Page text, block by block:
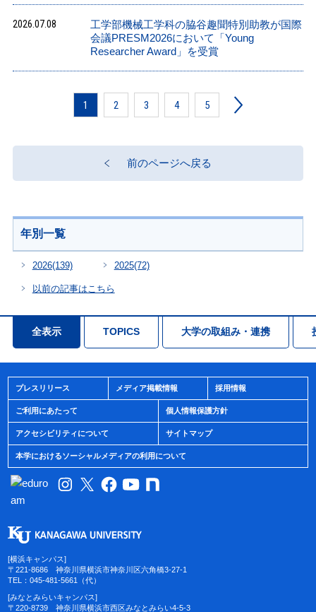
2026.07.08
工学部機械工学科の脇谷趣聞特別助教が国際
会議PRESM2026において「Young
Researcher Award」を受賞
1 2 3 4 5
前のページへ戻る
年別一覧
2026(139) 2025(72)
以前の記事はこちら
全表示 TOPICS 大学の取組み・連携
プレスリリース メディア掲載情報 採用情報
ご利用にあたって 個人情報保護方針
アクセシビリティについて サイトマップ
本学におけるソーシャルメディアの利用について
[横浜キャンパス]
〒221-8686 神奈川県横浜市神奈川区六角橋3-27-1
TEL：045-481-5661（代）
[みなとみらいキャンパス]
〒220-8739 神奈川県横浜市西区みなとみらい4-5-3